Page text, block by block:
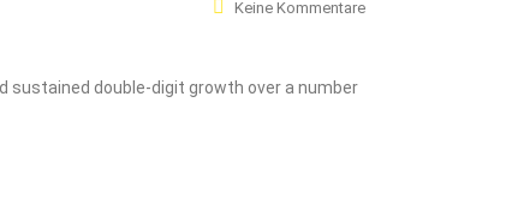
Keine Kommentare
sustained double-digit growth over a number